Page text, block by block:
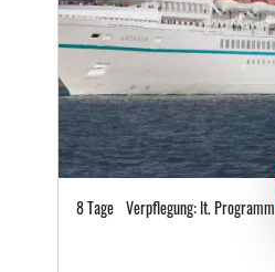
8 Tage Verpflegung: lt. Programm